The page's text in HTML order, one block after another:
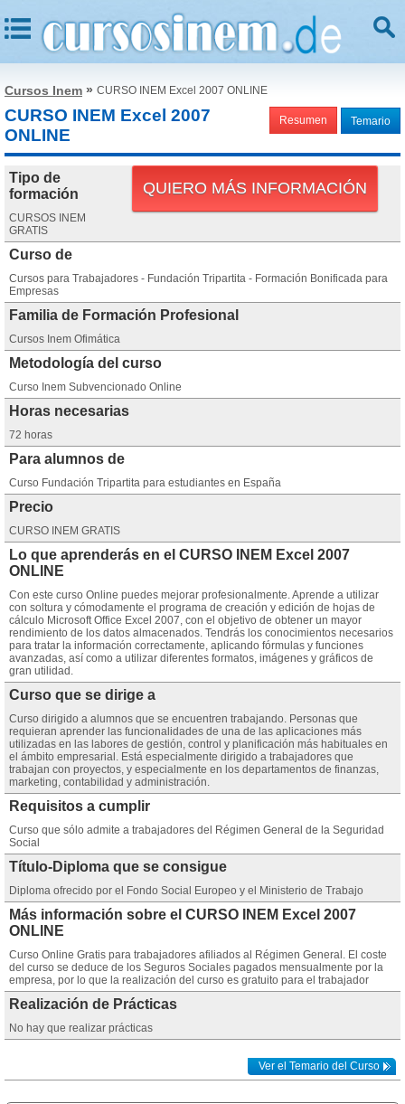
Cursos Inem » CURSO INEM Excel 2007 ONLINE
Resumen Temario
CURSO INEM Excel 2007
ONLINE
QUIERO MÁS INFORMACIÓN
Tipo de
formación
CURSOS INEM
GRATIS
Curso de
Cursos para Trabajadores - Fundación Tripartita - Formación Bonificada para
Empresas
Familia de Formación Profesional
Cursos Inem Ofimática
Metodología del curso
Curso Inem Subvencionado Online
Horas necesarias
72 horas
Para alumnos de
Curso Fundación Tripartita para estudiantes en España
Precio
CURSO INEM GRATIS
Lo que aprenderás en el CURSO INEM Excel 2007
ONLINE
Con este curso Online puedes mejorar profesionalmente. Aprende a utilizar
con soltura y cómodamente el programa de creación y edición de hojas de
cálculo Microsoft Office Excel 2007, con el objetivo de obtener un mayor
rendimiento de los datos almacenados. Tendrás los conocimientos necesarios
para tratar la información correctamente, aplicando fórmulas y funciones
avanzadas, así como a utilizar diferentes formatos, imágenes y gráficos de
gran utilidad.
Curso que se dirige a
Curso dirigido a alumnos que se encuentren trabajando. Personas que
requieran aprender las funcionalidades de una de las aplicaciones más
utilizadas en las labores de gestión, control y planificación más habituales en
el ámbito empresarial. Está especialmente dirigido a trabajadores que
trabajan con proyectos, y especialmente en los departamentos de finanzas,
marketing, contabilidad y administración.
Requisitos a cumplir
Curso que sólo admite a trabajadores del Régimen General de la Seguridad
Social
Título-Diploma que se consigue
Diploma ofrecido por el Fondo Social Europeo y el Ministerio de Trabajo
Más información sobre el CURSO INEM Excel 2007
ONLINE
Curso Online Gratis para trabajadores afiliados al Régimen General. El coste
del curso se deduce de los Seguros Sociales pagados mensualmente por la
empresa, por lo que la realización del curso es gratuito para el trabajador
Realización de Prácticas
No hay que realizar prácticas
Ver el Temario del Curso